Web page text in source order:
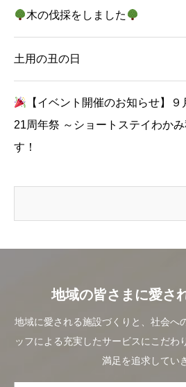
木の伐採をしました
土用の丑の日
【イベント開催のお知らせ】
21周年祭 ～ショートステイわか
す！
地域の皆さまに愛さ
地域に愛される施設づくりと、社会へ
ッフによる充実したサービスにこだわ
満足を追求してい